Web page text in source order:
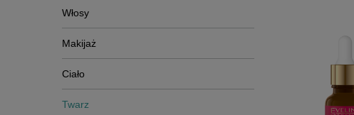
Włosy
Makijaż
Ciało
Twarz